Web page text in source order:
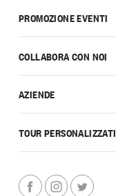
PROMOZIONE EVENTI
COLLABORA CON NOI
AZIENDE
TOUR PERSONALIZZATI